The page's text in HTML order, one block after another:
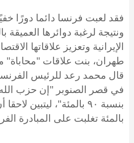
فقد لعبت فرنسا دائما دورًا
ونتيجة لرغبة دوائرها العميقة
الإيرانية وتعزيز علاقاتها
طهران، بنت علاقات
قال محمد رعد للرئيس
في قصر الصنوبر "إن حزب الله
بنسبة ٩٠ بالمئة"، ليتبين
بالمئة تغلبت على المبادرة